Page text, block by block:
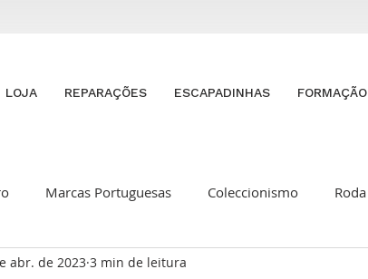
LOJA REPARAÇÕES ESCAPADINHAS FORMAÇÃO
Marcas Portuguesas Coleccionismo Roda
Principal Série Solares
abr. de 2023 3 min de leitura